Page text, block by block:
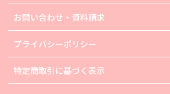
お問い合わせ・資料請求
プライバシーポリシー
特定商取引に基づく表示